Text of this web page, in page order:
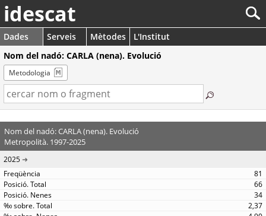
idescat
Dades Serveis Mètodes
L'Institut
Nom del nadó: CARLA (nena). Evolució
Metodologia
Nom del nadó: CARLA (nena). Evolució
Metropolità. 1997-2025
2025
81
66
34
2,37